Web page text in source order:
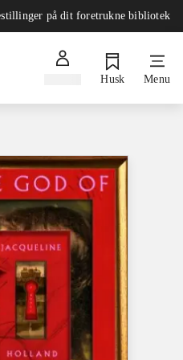
på dit foretrukne bibliotek
Husk Menu